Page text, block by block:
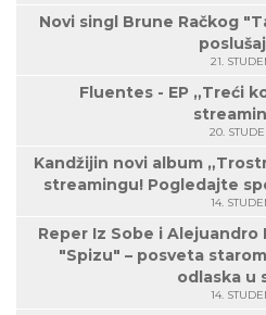
Novi singl Brune Račkog
21.
Fluentes - EP „Treći
20.
Kandžijin novi album
streamingu! Pogledajte
14.
Reper Iz Sobe i
"Spizu" – posveta
odlaska u
14.